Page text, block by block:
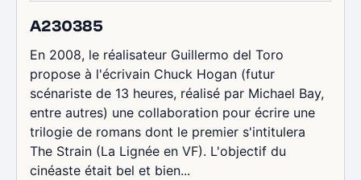
A230385
En 2008, le réalisateur Guillermo del Toro
propose à l'écrivain Chuck Hogan (futur
scénariste de 13 heures, réalisé par Michael Bay,
entre autres) une collaboration pour écrire une
trilogie de romans dont le premier s'intitulera
The Strain (La Lignée en VF). L'objectif du
cinéaste était bel et bien...